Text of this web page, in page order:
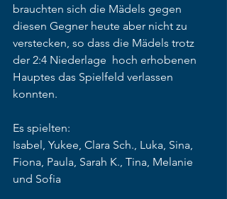
brauchten sich die Mädels gegen
diesen Gegner heute aber nicht zu
verstecken, so dass die Mädels trotz
der 2:4 Niederlage  hoch erhobenen
Hauptes das Spielfeld verlassen
konnten.
Es spielten:
Isabel, Yukee, Clara Sch., Luka, Sina,
Fiona, Paula, Sarah K., Tina, Melanie
und Sofia